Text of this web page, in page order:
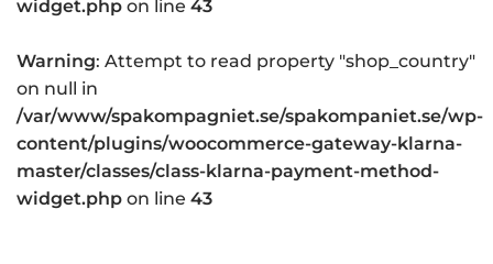
widget.php on line 43
Warning: Attempt to read property "shop_country"
on null in
/var/www/spakompagniet.se/spakompaniet.se/wp-
content/plugins/woocommerce-gateway-klarna-
master/classes/class-klarna-payment-method-
widget.php on line 43